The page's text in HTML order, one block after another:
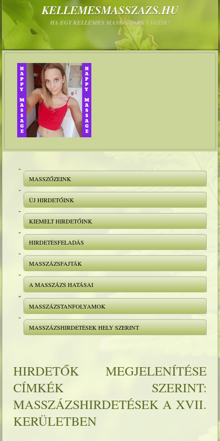
KELLEMESMASSZAZS.HU
HA EGY KELLEMES MASSZÁZSRA VÁGYIK!
MASSZŐZEINK
ÚJ HIRDETŐINK
KIEMELT HIRDETŐINK
HIRDETÉSFELADÁS
MASSZÁZSFAJTÁK
A MASSZÁZS HATÁSAI
MASSZÁZSTANFOLYAMOK
MASSZÁZSHIRDETÉSEK HELY SZERINT
HIRDETŐK MEGJELENÍTÉSE
CÍMKÉK SZERINT:
MASSZÁZSHIRDETÉSEK A XVII.
KERÜLETBEN